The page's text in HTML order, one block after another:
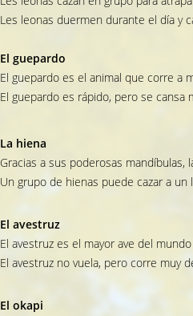
Les leonas duermen durante el día y
El guepardo
El guepardo es el animal que corre a
El guepardo es rápido, pero se cansa
La hiena
Gracias a sus poderosas
Un grupo de hienas puede cazar a
El avestruz
El avestruz es el mayor ave del
El avestruz no vuela, pero corre muy
El okapi